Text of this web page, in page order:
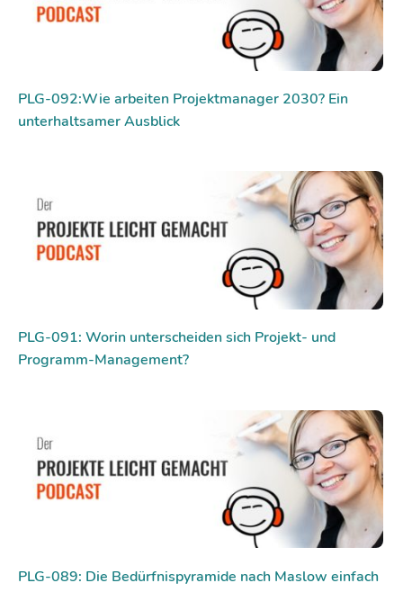
PLG-092:Wie arbeiten Projektmanager 2030? Ein
unterhaltsamer Ausblick
PLG-091: Worin unterscheiden sich Projekt- und
Programm-Management?
PLG-089: Die Bedürfnispyramide nach Maslow einfach